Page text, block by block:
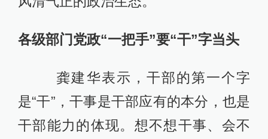
各级部门党政“一把手”要“干”字当头
龚建华表示，干部的第一个字
是“干”，干事是干部应有的本分，也是
干部能力的体现。想不想干事、会不